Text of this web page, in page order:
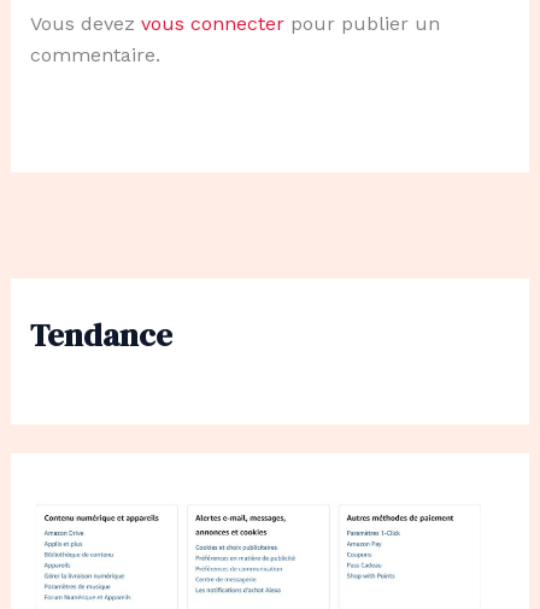
Tendance
Vous devez vous connecterpour publier un
commentaire.